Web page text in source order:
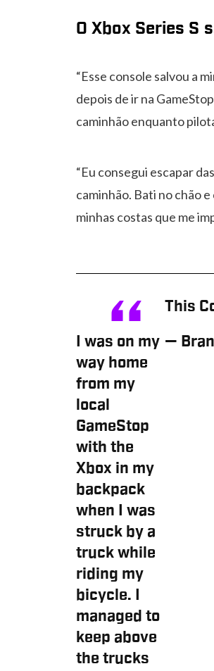
O Xbox Series S
“Esse console salvou a
depois de ir na
caminhão enquanto
“Eu consegui escapar
caminhão. Bati no chão
minhas costas que me
This
I was on my
way home
from my
local
GameStop
with the
Xbox in my
backpack
when I was
struck by a
truck while
riding my
bicycle. I
managed to
keep above
the trucks
—